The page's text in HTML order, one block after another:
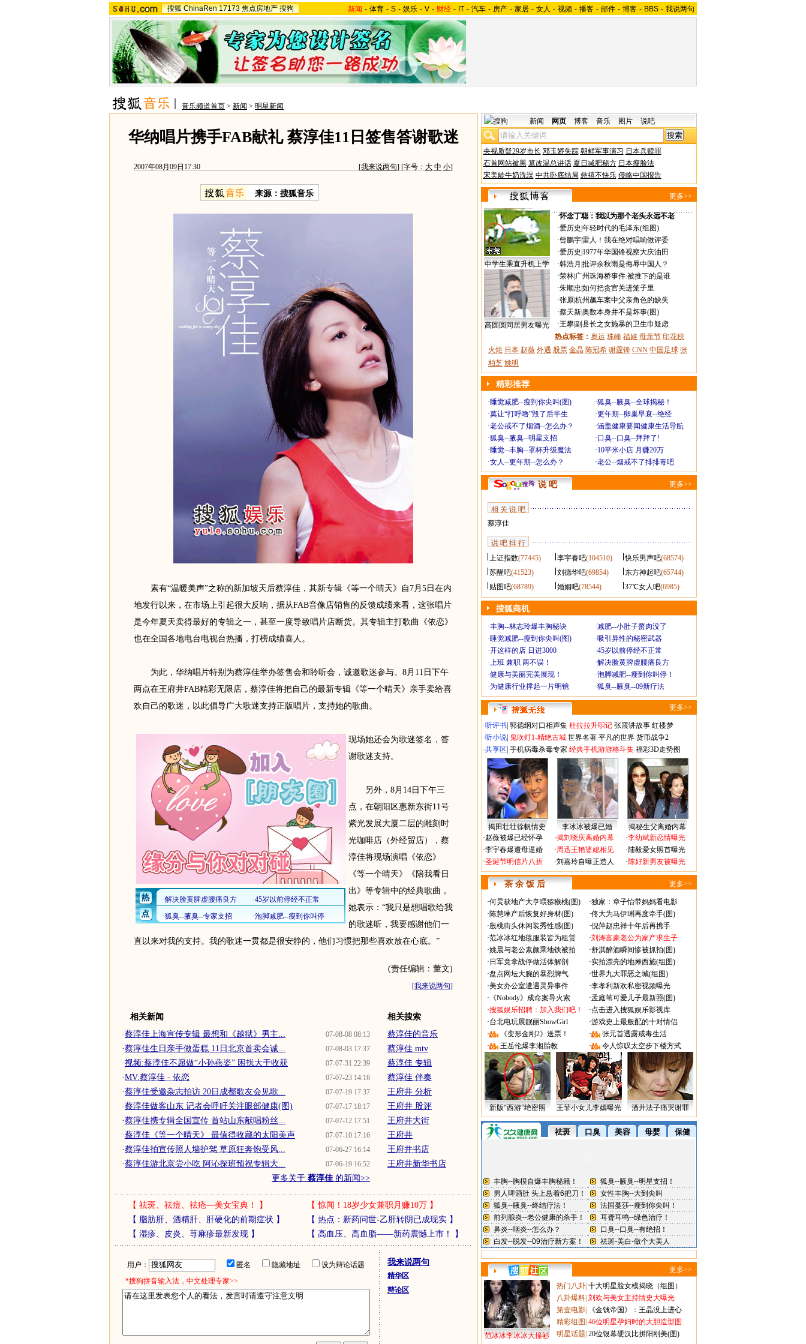
搜狐 ChinaRen 17173 焦点房地产 搜狗 新闻 - 体育 - S - 娱乐 - V - 财经 - IT - 汽车 - 房产 - 家居 - 女人 - 视频 - 播客 - 邮件 - 博客 - BBS - 我说两句
音乐频道首页 > 新闻 > 明星新闻
华纳唱片携手FAB献礼 蔡淳佳11日签售答谢歌迷
2007年08月09日17:30 [我来说两句] [字号： 大 中 小]
来源：搜狐音乐
素有“温暖美声”之称的新加坡天后蔡淳佳，其新专辑《等一个晴天》自7月5日在内
地发行以来，在市场上引起很大反响，据从FAB音像店销售的反馈成绩来看，这张唱片
是今年夏天卖得最好的专辑之一，甚至一度导致唱片店断货。其专辑主打歌曲《依恋》
也在全国各地电台电视台热播，打榜成绩喜人。
为此，华纳唱片特别为蔡淳佳举办签售会和聆听会，诚邀歌迷参与。8月11日下午
两点在王府井FAB精彩无限店，蔡淳佳将把自己的最新专辑《等一个晴天》亲手卖给喜
欢自己的歌迷，以此倡导广大歌迷支持正版唱片，支持她的歌曲。
现场她还会为歌迷签名，答
谢歌迷支持。
另外，8月14日下午三
点，在朝阳区惠新东街11号
紫光发展大厦二层的雕刻时
光咖啡店（外经贸店），蔡
淳佳将现场演唱《依恋》
《等一个晴天》《陪我看日
出》等专辑中的经典歌曲，
她表示：“我只是想唱歌给我
的歌迷听，我要感谢他们一
直以来对我的支持。我的歌迷一贯都是很安静的，他们习惯把那些喜欢放在心底。”
(责任编辑：董文)
[我来说两句]
相关新闻
07-08-08 08:13
·蔡淳佳上海宣传专辑 最想和《越狱》男主...
07-08-03 17:37
·蔡淳佳生日亲手做蛋糕 11日北京首卖会诚...
07-07-31 22:39
·视频:蔡淳佳不愿做“小孙燕姿” 困扰大于收获
07-07-23 14:16
·MV:蔡淳佳 - 依恋
07-07-19 17:37
·蔡淳佳受邀杂志拍访 20日成都歌友会见歌...
07-07-17 18:17
·蔡淳佳做客山东 记者会呼吁关注眼部健康(图)
07-07-12 17:51
·蔡淳佳携专辑全国宣传 首站山东献唱粉丝...
07-07-10 17:16
·蔡淳佳《等一个晴天》 最值得收藏的太阳美声
07-06-27 16:14
·蔡淳佳拍宣传照人墙护驾 草原狂奔饱受风...
07-06-19 16:52
·蔡淳佳游北京尝小吃 阿沁探班预祝专辑大...
更多关于 蔡淳佳 的新闻>>
相关搜索
蔡淳佳的音乐
蔡淳佳 mtv
蔡淳佳 专辑
蔡淳佳 伴奏
王府井 分析
王府井 股评
王府井大街
王府井
王府井书店
王府井新华书店
【 祛斑、祛痘、祛疮—美女宝典！ 】 【惊闻！18岁少女兼职月赚10万】
【 脂肪肝、酒精肝、肝硬化的前期症状 】 【 热点：新药问世-乙肝转阴已成现实】
【 湿疹、皮炎、荨麻疹最新发现】 【 高血压、高血脂——新药震憾上市！ 】
用户： 匿名 隐藏地址
设为辩论话题
*搜狗拼音输入法，中文处理专家>>
我来说两句
精华区
辩论区
新闻 网页 博客 音乐 图片 说吧
央视质疑29岁市长 邓玉娇失踪 朝鲜军事演习 日本兵赎罪
石首网站被黑 篡改温总讲话 夏日减肥秘方 日本瘦脸法
宋美龄牛奶洗澡 中共卧底结局 慈禧不快乐 侵略中国报告
更多>>
中学生乘直升机上学
高圆圆同居男友曝光
·怀念丁聪：我以为那个老头永远不老
·爱历史 年轻时代的毛泽东(组图)
·曾鹏宇|雷人！我在绝对唱响做评委
·爱历史 1977年华国锋视察大庆油田
·韩浩月 批评余秋雨是侮辱中国人？
·荣林| 广州珠海桥事件:被推下的是谁
·朱顺忠 如何把贪官关进笼子里
·张原|杭州飙车案中父亲角色的缺失
·蔡天新|奥数本身并不是坏事(图)
·王攀|副县长之女施暴的卫生巾疑虑
热点标签： 奥运 珠峰 福娃 母亲节 印花税
火炬 日本 赵薇 外遇 股票 金晶 陈冠希 谢霆锋 CNN 中国足球 张
柏芝 姚明
精彩推荐
·睡觉减肥--瘦到你尖叫(图) ·狐臭--腋臭--全球揭秘！
·莫让“打呼噜”毁了后半生 ·更年期--卵巢早衰--绝经
·老公戒不了烟酒--怎么办？ ·涵盖健康要闻健康生活导航
·狐臭--腋臭--明星支招 ·口臭--口臭--拜拜了!
·睡觉--丰胸--罩杯升级魔法 ·10平米小店 月赚20万
·女人--更年期--怎么办？ ·老公--烟戒不了排排毒吧
说 吧 更多>>
相 关 说 吧
蔡淳佳
说 吧 排 行
上证指数(77445) 李宇春吧(104510) 快乐男声吧(68574)
苏醒吧(41523) 刘德华吧(69854) 东方神起吧(65744)
贴图吧(68789) 婚姻吧(78544) 37℃女人吧(6985)
搜狐商机
·丰胸--林志玲爆丰胸秘诀 ·减肥--小肚子赘肉没了
·睡觉减肥--瘦到你尖叫(图) ·吸引异性的秘密武器
·开这样的店 日进3000 ·45岁以前停经不正常
·上班 兼职 两不误！ ·解决脸黄脾虚腰痛良方
·健康与美丽完美展现！ ·泡脚减肥--瘦到你叫停！
·为健康行业撑起一片明镜 ·狐臭--腋臭--09新疗法
更多>>
·听评书 郭德纲对口相声集 杜拉拉升职记 张震讲故事 红楼梦
·听小说 鬼吹灯1-精绝古城 世界名著 平凡的世界 货币战争2
·共享区 手机病毒杀毒专家 经典手机游游格斗集 福彩3D走势图
揭田壮壮徐帆情史 李冰冰被爆已婚
揭秘生父离婚内幕
·赵薇被爆已经怀孕
·李宇春爆遭母逼婚
·圣诞节明信片八折
·揭刘晓庆离婚内幕
·周迅王艳婆媳相见
·刘嘉玲自曝正造人
·李幼斌新恋情曝光
·陆毅爱女照首曝光
·陈好新男友被曝光
茶 余 饭 后 更多>>
·何炅获地产大亨喂猕猴桃(图) ·独家：章子怡带妈妈看电影
·陈慧琳产后恢复好身材(图) ·佟大为马伊琍再度牵手(图)
·殷桃街头休闲装秀性感(图) ·倪萍赵忠祥十年后再携手
·范冰冰红地毯服装皆为租赁 ·刘涛富豪老公为家产求生子
·姚晨与老公素颜乘地铁被拍 ·舒淇醉酒瞬间惨被抓拍(图)
· 日军竟拿战俘做活体解剖 ·实拍漂亮的地摊西施(组图)
·盘点网坛大腕的暴烈脾气 ·世界九大罪恶之城(组图)
·美女办公室遭遇灵异事件 ·李孝利新欢私密视频曝光
· 《Nobody》成命案导火索 ·孟庭苇可爱儿子最新照(图)
·搜狐娱乐招聘：加入我们吧！ ·点击进入搜狐娱乐影视库
·台北电玩展靓丽ShowGirl ·游戏史上最般配的十对情侣
·
《变形金刚2》送票！ ·
张元首透露戒毒生活
·
王岳伦爆李湘胎教 · 令人惊叹太空步下楼方式
新版“西游”绝密照 王菲小女儿李嫣曝光 酒井法子痛哭谢罪
更多>>
范冰冰李冰冰大撞衫
热门八卦 十大明星脸女模揭晓（组图）
八卦爆料 刘欢与美女主持情史大曝光
第壹电影
《金钱帝国》：王晶没上进心
精彩组图 46位明星孕妇时的大胆造型图
明星话题 20位银幕硬汉比拼阳刚美(图)